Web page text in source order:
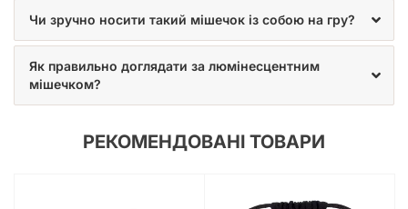
впевненості, стилю та дрібку магії в кожен ваш кидок,
роблячи гру ще більш захопливою та незабутньою.
Чи зручно носити такий мішечок із собою на гру?
Як правильно доглядати за люмінесцентним
мішечком?
РЕКОМЕНДОВАНІ ТОВАРИ